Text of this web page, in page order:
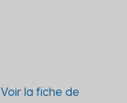
Voir la fiche de